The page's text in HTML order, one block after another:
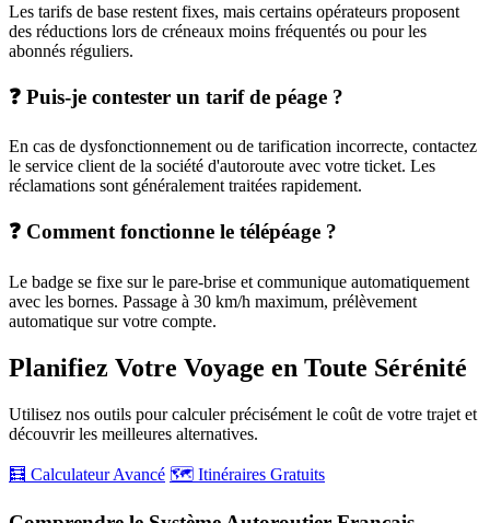
Les tarifs de base restent fixes, mais certains opérateurs proposent
des réductions lors de créneaux moins fréquentés ou pour les
abonnés réguliers.
❓ Puis-je contester un tarif de péage ?
En cas de dysfonctionnement ou de tarification incorrecte, contactez
le service client de la société d'autoroute avec votre ticket. Les
réclamations sont généralement traitées rapidement.
❓ Comment fonctionne le télépéage ?
Le badge se fixe sur le pare-brise et communique automatiquement
avec les bornes. Passage à 30 km/h maximum, prélèvement
automatique sur votre compte.
Planifiez Votre Voyage en Toute Sérénité
Utilisez nos outils pour calculer précisément le coût de votre trajet et
découvrir les meilleures alternatives.
🧮 Calculateur Avancé 🗺️ Itinéraires Gratuits